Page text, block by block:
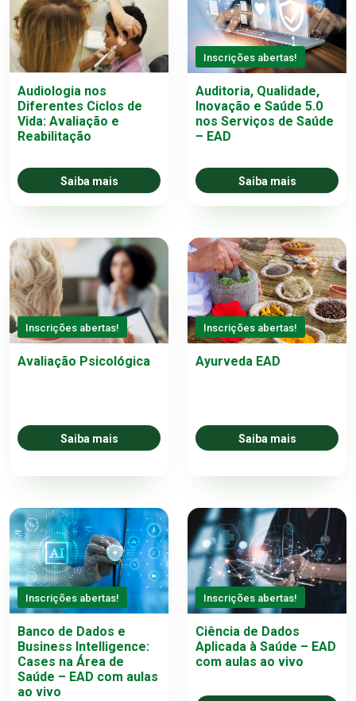
Audiologia nos
Diferentes Ciclos de
Vida: Avaliação e
Reabilitação
Saiba mais
Inscrições abertas!
Auditoria, Qualidade,
Inovação e Saúde 5.0
nos Serviços de Saúde
– EAD
Saiba mais
Inscrições abertas!
Avaliação Psicológica
Saiba mais
Inscrições abertas!
Ayurveda EAD
Saiba mais
Inscrições abertas!
Banco de Dados e
Business Intelligence:
Cases na Área de
Saúde – EAD com aulas
ao vivo
Inscrições abertas!
Ciência de Dados
Aplicada à Saúde – EAD
com aulas ao vivo